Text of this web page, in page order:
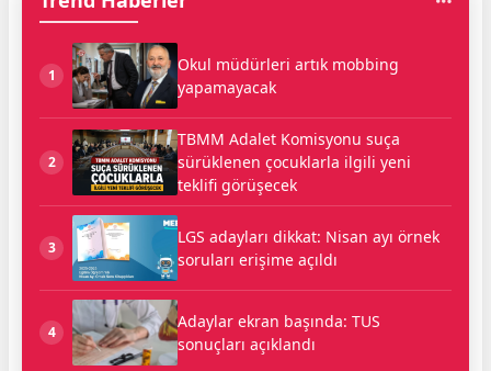
1
Okul müdürleri artık mobbing
yapamayacak
2
TBMM Adalet Komisyonu suça
sürüklenen çocuklarla ilgili yeni
teklifi görüşecek
3
LGS adayları dikkat: Nisan ayı örnek
soruları erişime açıldı
4
Adaylar ekran başında: TUS
sonuçları açıklandı